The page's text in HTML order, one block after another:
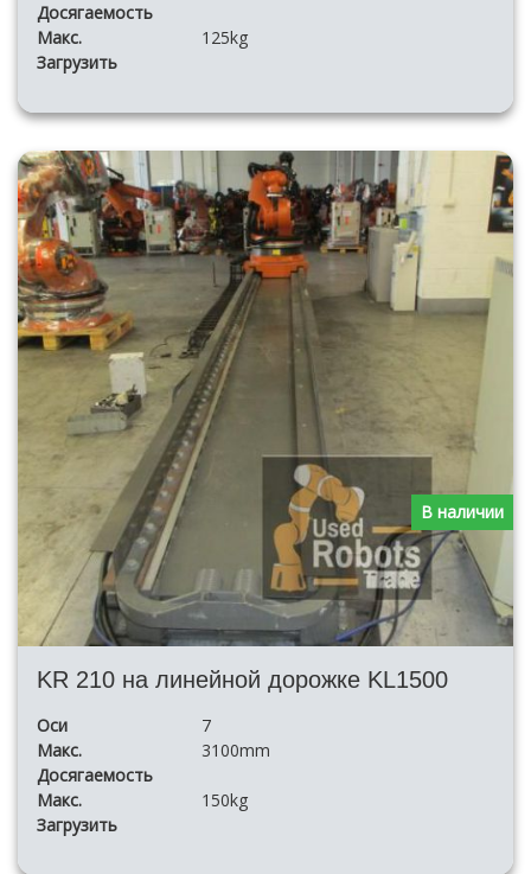
Досягаемость
Макс.
Загрузить
125kg
KR 210 на линейной дорожке KL1500
Оси
7
Макс.
Досягаемость
3100mm
Макс.
Загрузить
150kg
В наличии